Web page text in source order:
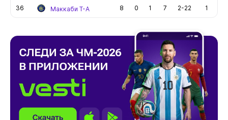
36 Маккаби Т-А 8 0 1 7 2-22 1